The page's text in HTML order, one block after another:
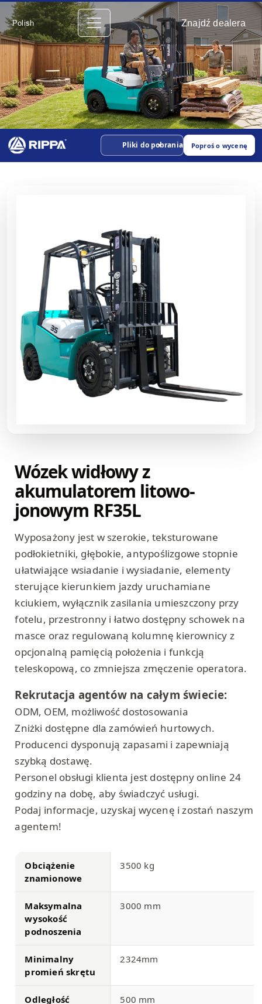
Polish Znajdź dealera
Pliki do pobrania Poproś o wycenę
Wózek widłowy z
akumulatorem litowo-
jonowym RF35L
Wyposażony jest w szerokie, teksturowane
podłokietniki, głębokie, antypoślizgowe stopnie
ułatwiające wsiadanie i wysiadanie, elementy
sterujące kierunkiem jazdy uruchamiane
kciukiem, wyłącznik zasilania umieszczony przy
fotelu, przestronny i łatwo dostępny schowek na
masce oraz regulowaną kolumnę kierownicy z
opcjonalną pamięcią położenia i funkcją
teleskopową, co zmniejsza zmęczenie operatora.
Rekrutacja agentów na całym świecie:
ODM, OEM, możliwość dostosowania
Zniżki dostępne dla zamówień hurtowych.
Producenci dysponują zapasami i zapewniają
szybką dostawę.
Personel obsługi klienta jest dostępny online 24
godziny na dobę, aby świadczyć usługi.
Podaj informacje, uzyskaj wycenę i zostań naszym
agentem!
Obciążenie
znamionowe
3500 kg
Maksymalna
wysokość
podnoszenia
3000 mm
Minimalny
promień skrętu
2324mm
Odległość
500 mm